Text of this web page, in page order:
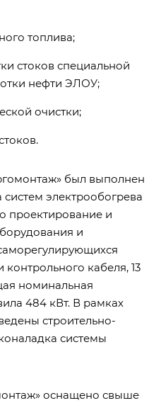
топлива;
стоков специальной
нефти ЭЛОУ;
очистки;
был выполнен
электрообогрева
проектирование и
и
кабеля, 13
номинальная
484 кВт. В рамках
строительно-
системы
оснащено свыше